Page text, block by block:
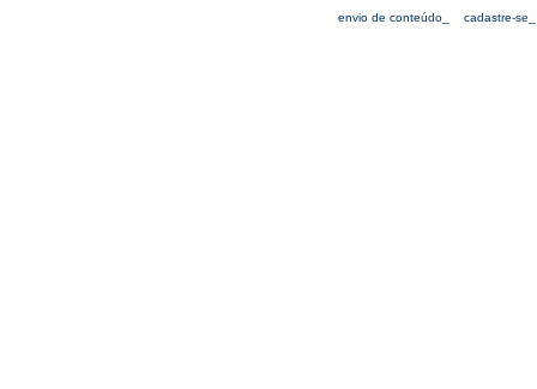
envio de conteúdo_ cadastre-se_